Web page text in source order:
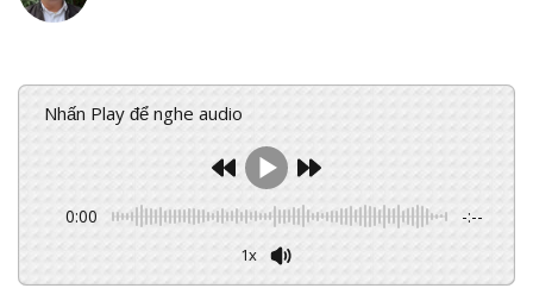
Nhấn Play để nghe audio
0:00 -:--
1x